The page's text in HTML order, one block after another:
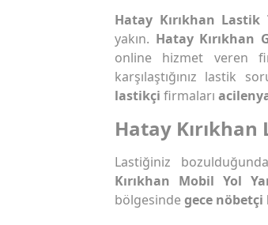
Hatay Kırıkhan Lastik
yakın. Hatay Kırıkhan
online hizmet veren
karşılaştığınız lastik
lastikçi firmaları
Hatay
Lastiğiniz
Kırıkhan Mobil Yol
bölgesindegece